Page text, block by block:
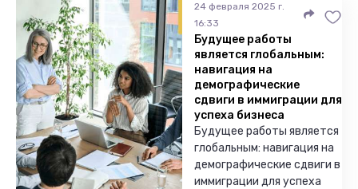
24 февраля 2025 г.
16:33
Будущее работы
является глобальным:
навигация на
демографические
сдвиги в иммиграции для
успеха бизнеса
Будущее работы является
глобальным: навигация на
демографические сдвиги в
иммиграции для успеха